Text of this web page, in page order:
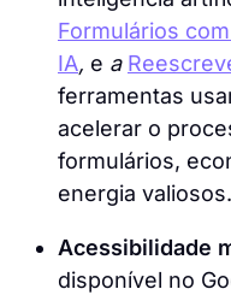
Formulários
IA, e a
ferramentas
acelerar o
formulários,
energia valiosos.
Acessibilidade
disponível no